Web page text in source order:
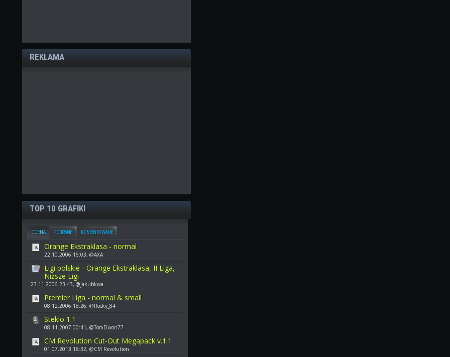
REKLAMA
TOP 10 GRAFIKI
OCENA POBRANE KOMENTOWANE
Orange Ekstraklasa - normal
22.10.2006 16:03, @AXA
Ligi polskie - Orange Ekstraklasa, II Liga,
Niższe Ligi
23.11.2006 23:43, @jakubkwa
Premier Liga - normal & small
08.12.2006 18:26, @Rocky_84
Steklo 1.1
08.11.2007 00:41, @TomDixon77
CM Revolution Cut-Out Megapack v.1.1
01.07.2013 18:32, @CM Revolution